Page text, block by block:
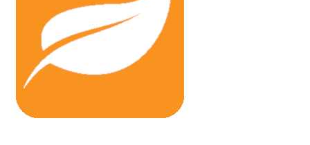
Actualités
Contact